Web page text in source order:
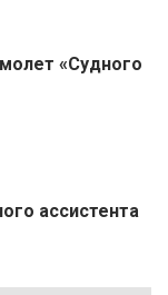
«Судного
ассистента